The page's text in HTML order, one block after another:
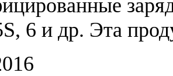
6 и др. Эта